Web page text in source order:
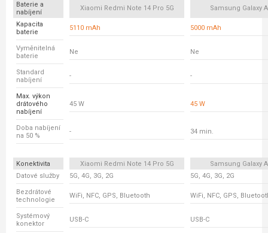
Baterie a
nabíjení
Xiaomi Redmi Note 14 Pro 5G Samsung Galaxy
Kapacita
baterie
5110 mAh 5000 mAh
Vyměnitelná
baterie
Ne Ne
Standard
nabíjení
- -
Max. výkon
drátového
nabíjení
45 W 45 W
Doba nabíjení
na 50 %
- 34 min.
Konektivita Xiaomi Redmi Note 14 Pro 5G
Samsung Galaxy
Datové služby
5G, 4G, 3G, 2G 5G, 4G, 3G, 2G
Bezdrátové
technologie
WiFi, NFC, GPS, Bluetooth WiFi, NFC, GPS,
Systémový
konektor
USB-C USB-C